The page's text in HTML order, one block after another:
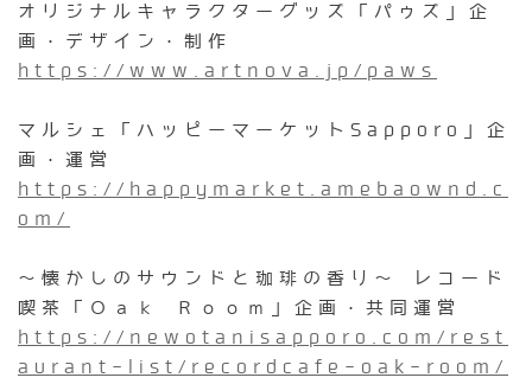
オリジナルキャラクターグッズ「パゥズ」企
画・デザイン・制作
https://www.artnova.jp/paws
マルシェ「ハッピーマーケットSapporo」企
画・運営
https://happymarket.amebaownd.c
om/​
～懐かしのサウンドと珈琲の香り～ レコード
喫茶「Ｏａｋ Ｒｏｏｍ」企画・共同運営
https://newotanisapporo.com/rest
aurant-list/recordcafe-oak-room/